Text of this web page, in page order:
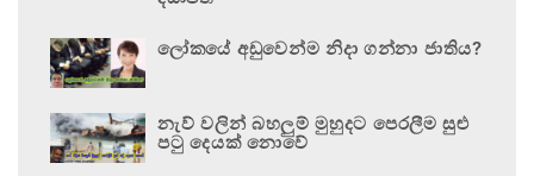
ලෝකයේ අඩුවෙන්ම නිදා ගන්නා ජාතිය?
නැව් වලින් බහලුම් මුහුදට පෙරලීම සුළු
පටු දෙයක් නොවේ